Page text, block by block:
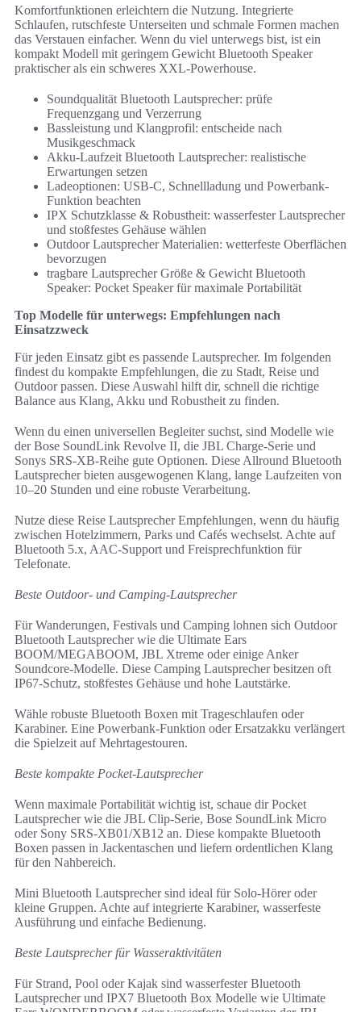
Komfortfunktionen erleichtern die Nutzung. Integrierte
Schlaufen, rutschfeste Unterseiten und schmale Formen machen
das Verstauen einfacher. Wenn du viel unterwegs bist, ist ein
kompakt Modell mit geringem Gewicht Bluetooth Speaker
praktischer als ein schweres XXL-Powerhouse.
Soundqualität Bluetooth Lautsprecher: prüfe
Frequenzgang und Verzerrung
Bassleistung und Klangprofil: entscheide nach
Musikgeschmack
Akku-Laufzeit Bluetooth Lautsprecher: realistische
Erwartungen setzen
Ladeoptionen: USB-C, Schnellladung und Powerbank-
Funktion beachten
IPX Schutzklasse & Robustheit: wasserfester Lautsprecher
und stoßfestes Gehäuse wählen
Outdoor Lautsprecher Materialien: wetterfeste Oberflächen
bevorzugen
tragbare Lautsprecher Größe & Gewicht Bluetooth
Speaker: Pocket Speaker für maximale Portabilität
Top Modelle für unterwegs: Empfehlungen nach
Einsatzzweck
Für jeden Einsatz gibt es passende Lautsprecher. Im folgenden
findest du kompakte Empfehlungen, die zu Stadt, Reise und
Outdoor passen. Diese Auswahl hilft dir, schnell die richtige
Balance aus Klang, Akku und Robustheit zu finden.
Wenn du einen universellen Begleiter suchst, sind Modelle wie
der Bose SoundLink Revolve II, die JBL Charge‑Serie und
Sonys SRS‑XB‑Reihe gute Optionen. Diese Allround Bluetooth
Lautsprecher bieten ausgewogenen Klang, lange Laufzeiten von
10–20 Stunden und eine robuste Verarbeitung.
Nutze diese Reise Lautsprecher Empfehlungen, wenn du häufig
zwischen Hotelzimmern, Parks und Cafés wechselst. Achte auf
Bluetooth 5.x, AAC‑Support und Freisprechfunktion für
Telefonate.
Beste Outdoor- und Camping-Lautsprecher
Für Wanderungen, Festivals und Camping lohnen sich Outdoor
Bluetooth Lautsprecher wie die Ultimate Ears
BOOM/MEGABOOM, JBL Xtreme oder einige Anker
Soundcore‑Modelle. Diese Camping Lautsprecher besitzen oft
IP67‑Schutz, stoßfestes Gehäuse und hohe Lautstärke.
Wähle robuste Bluetooth Boxen mit Trageschlaufen oder
Karabiner. Eine Powerbank-Funktion oder Ersatzakku verlängert
die Spielzeit auf Mehrtagestouren.
Beste kompakte Pocket-Lautsprecher
Wenn maximale Portabilität wichtig ist, schaue dir Pocket
Lautsprecher wie die JBL Clip‑Serie, Bose SoundLink Micro
oder Sony SRS‑XB01/XB12 an. Diese kompakte Bluetooth
Boxen passen in Jackentaschen und liefern ordentlichen Klang
für den Nahbereich.
Mini Bluetooth Lautsprecher sind ideal für Solo‑Hörer oder
kleine Gruppen. Achte auf integrierte Karabiner, wasserfeste
Ausführung und einfache Bedienung.
Beste Lautsprecher für Wasseraktivitäten
Für Strand, Pool oder Kajak sind wasserfester Bluetooth
Lautsprecher und IPX7 Bluetooth Box Modelle wie Ultimate